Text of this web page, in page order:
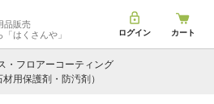
品販売
「はくさんや」 ログイン カート
・フロアーコーティング
用保護剤・防汚剤）